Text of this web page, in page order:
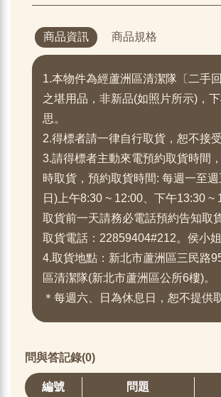
商品資訊 商品規格
1.本物件為經蘆洲區清潔隊〔二手
之堪用品，非新品(如照片所示)，
思。
2.得標者請一律自行取貨，恕不接
3.請得標者主動來電預約取貨時間
時取貨，預約取貨時間: 每週一至
日)上午8:30 ~ 12:00、下午13:30 ~
取貨前一天請務必電話預約告知取
取貨電話：22859404#212。侯小姐
4.取貨地點：新北市蘆洲區三民路
區清潔隊(新北市蘆洲區公所6樓)。
＊每週六、日為休息日，恕不提供
問與答記錄(0)
編號 問題